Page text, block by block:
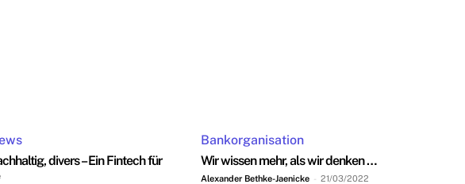
divers – Ein Fintech für
Bankorganisation
Wir wissen mehr, als wir denken …
Alexander Bethke-Jaenicke - 21/03/2022